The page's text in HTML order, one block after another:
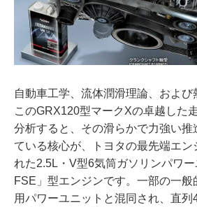
自動車工学、流体潤滑理論、および
このGRX120型マークXの卓越した
分析すると、その滑らかで力強い推
ている核心が、トヨタの最先端エン
れた2.5L・V型6気筒ガソリンパワ
FSE」型エンジンです。一部の一般
用パワーユニットと混同され、直